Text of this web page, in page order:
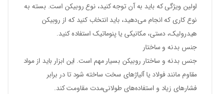
اولین ویژگی که باید به آن توجه کنید، نوع روبیکن است. بسته به
نوع کاری که انجام می‌دهید، باید انتخاب کنید که از روبیکن
هیدرولیک، دستی، مکانیکی یا پنوماتیک استفاده کنید.
جنس بدنه و ساختار
جنس بدنه و ساختار روبیکن بسیار مهم است. این ابزار باید از مواد
مقاوم مانند فولاد یا آلیاژهای سخت ساخته شود تا در برابر
فشارهای زیاد و استفاده‌های طولانی‌مدت مقاومت کند.